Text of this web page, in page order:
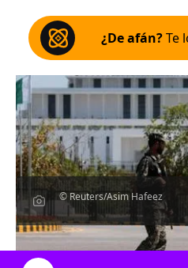
¿De afán?Te
© Reuters/Asim Hafeez
Escucha